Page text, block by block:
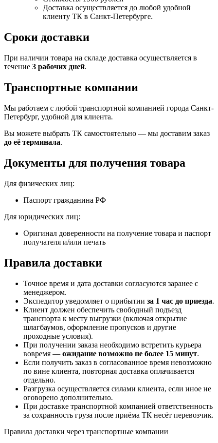
Доставка осуществляется до любой удобной
клиенту ТК в Санкт-Петербурге.
Сроки доставки
При наличии товара на складе доставка осуществляется в
течение 3 рабочих дней.
Транспортные компании
Мы работаем с любой транспортной компанией города Санкт-
Петербург, удобной для клиента.
Вы можете выбрать ТК самостоятельно — мы доставим заказ
до её терминала.
Документы для получения товара
Для физических лиц:
Паспорт гражданина РФ
Для юридических лиц:
Оригинал доверенности на получение товара и паспорт
получателя и/или печать
Правила доставки
Точное время и дата доставки согласуются заранее с
менеджером.
Экспедитор уведомляет о прибытии за 1 час до приезда.
Клиент должен обеспечить свободный подъезд
транспорта к месту выгрузки (включая открытие
шлагбаумов, оформление пропусков и другие
проходные условия).
При получении заказа необходимо встретить курьера
вовремя — ожидание возможно не более 15 минут.
Если получить заказ в согласованное время невозможно
по вине клиента, повторная доставка оплачивается
отдельно.
Разгрузка осуществляется силами клиента, если иное не
оговорено дополнительно.
При доставке транспортной компанией ответственность
за сохранность груза после приёма ТК несёт перевозчик.
Правила доставки через транспортные компании